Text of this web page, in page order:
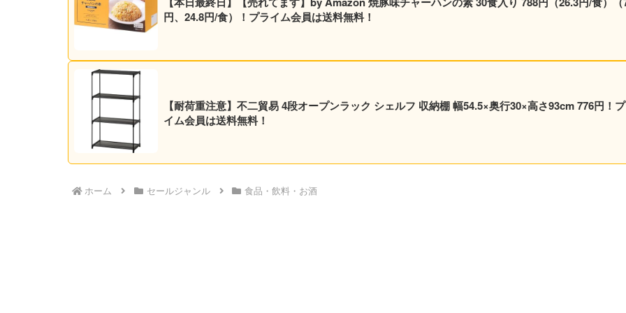
円、24.8円/食）！プライム会員は送料無料！
【耐荷重注意】不二貿易 4段オープンラック シェルフ 収納棚 幅54.5×奥行30×高さ93cm 776円！
イム会員は送料無料！
ホーム セールジャンル 食品・飲料・お酒